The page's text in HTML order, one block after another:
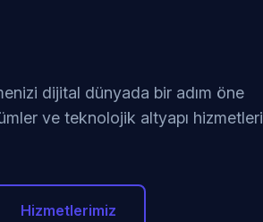
dijital dünyada bir adım öne
ve teknolojik altyapı hizmetleri
Hizmetlerimiz